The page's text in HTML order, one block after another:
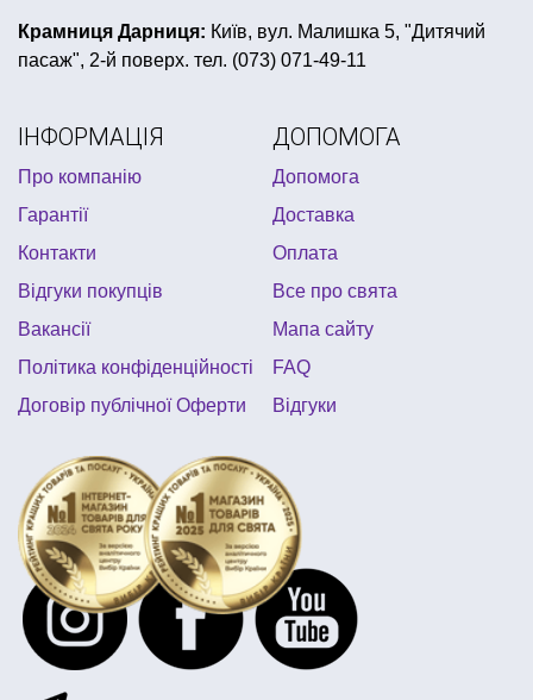
гірлянди ціни
метафан
шпажка для канапе
сервіровка столу
іграшкові зброї
хлопавка купити
боа купити львів
фіксики день народження
декор на перший день народження
Крамниця Дарниця: Київ, вул. Малишка 5, "Дитячий
пасаж", 2-й поверх. тел. (073) 071-49-11
ІНФОРМАЦІЯ
Про компанію
Гарантії
Контакти
Відгуки покупців
Вакансії
Політика конфіденційності
Договір публічної Оферти
ДОПОМОГА
Допомога
Доставка
Оплата
Все про свята
Мапа сайту
FAQ
Відгуки